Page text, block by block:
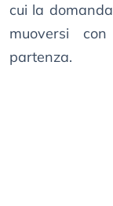
cui la
muoversi
partenza.